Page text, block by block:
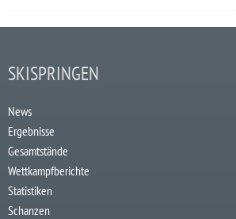
SKISPRINGEN
News
Ergebnisse
Gesamtstände
Wettkampfberichte
Statistiken
Schanzen